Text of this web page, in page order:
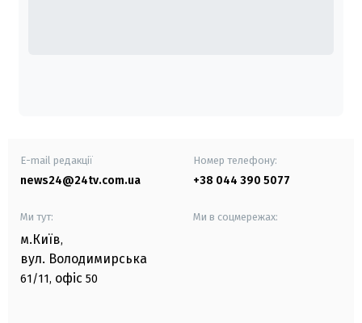
E-mail редакції
news24@24tv.com.ua
Номер телефону:
+38 044 390 5077
Ми тут:
м.Київ,
вул. Володимирська
61/11, офіс 50
Ми в соцмережах: